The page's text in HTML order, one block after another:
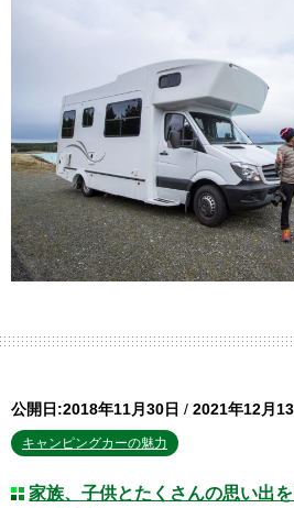
公開日:2018年11月30日 / 2021年12月
キャンピングカーの魅力
家族、子供とたくさんの思い出